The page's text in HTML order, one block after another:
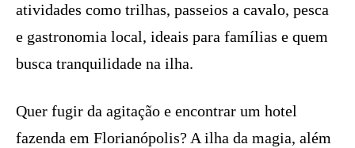
atividades como trilhas, passeios a cavalo, pesca
e gastronomia local, ideais para famílias e quem
busca tranquilidade na ilha.
Quer fugir da agitação e encontrar um hotel
fazenda em Florianópolis? A ilha da magia, além